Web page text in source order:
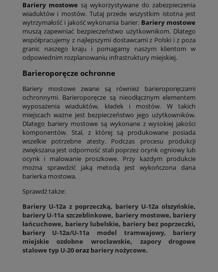
Bariery mostowe są wykorzystywane do zabezpieczenia
wiaduktów i mostów. Tutaj przede wszystkim istotna jest
wytrzymałość i jakość wykonania barier. Bariery mostowe
muszą zapewniać bezpieczeństwo użytkownikom. Dlatego
współpracujemy z najlepszymi dostawcami z Polski i z poza
granic naszego kraju i pomagamy naszym klientom w
odpowiednim rozplanowaniu infrastruktury miejskiej.
Barieroporęcze ochronne
Bariery mostowe zwane są również barieroporęczami
ochronnymi. Barieroporęcze są nieodłącznym elementem
wyposażenia wiaduktów, kładek i mostów. W takich
miejscach ważne jest bezpieczeństwo jego użytkowników.
Dlatego bariery mostowe są wykonane z wysokiej jakości
komponentów. Stal, z której są produkowane posiada
wszelkie potrzebne atesty. Podczas procesu produkcji
zwiększana jest odporność stali poprzez ocynk ogniowy lub
ocynk i malowanie proszkowe. Przy każdym produkcie
można sprawdzić jaką metodą jest wykończona dana
barierka mostowa.
Sprawdź także:
Bariery U-12a z poprzeczką, bariery U-12a olszyńskie,
bariery U-11a szczeblinkowe, bariery mostowe, bariery
łańcuchowe, bariery lubelskie, bariery bez poprzeczki,
bariery U-12a/U-11a model tramwajowy, bariery
miejskie ozdobne wrocławskie, zapory drogowe
stalowe typ U-20oraz bariery nożycowe.